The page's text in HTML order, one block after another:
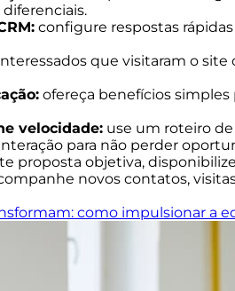
diferenciais.
configure respostas
que visitaram o
ofereça benefícios simples
velocidade: use um roteiro
para não perder
proposta objetiva,
novos contatos,
como impulsionar a